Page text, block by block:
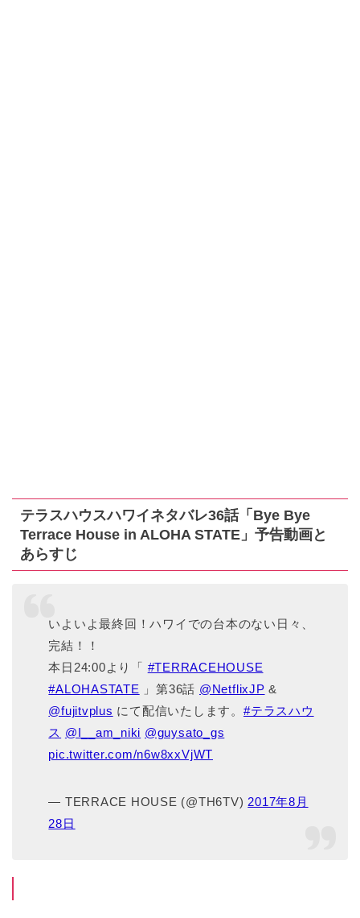
テラスハウスハワイネタバレ36話「Bye Bye
Terrace House in ALOHA STATE」予告動画と
あらすじ
いよいよ最終回！ハワイでの台本のない日々、
完結！！
本日24:00より「 #TERRACEHOUSE
#ALOHASTATE 」第36話 @NetflixJP ​ &
@fujitvplus にて配信いたします。#テラスハウ
ス @I__am_niki @guysato_gs
pic.twitter.com/n6w8xxVjWT
— TERRACE HOUSE (@TH6TV) 2017年8月
28日